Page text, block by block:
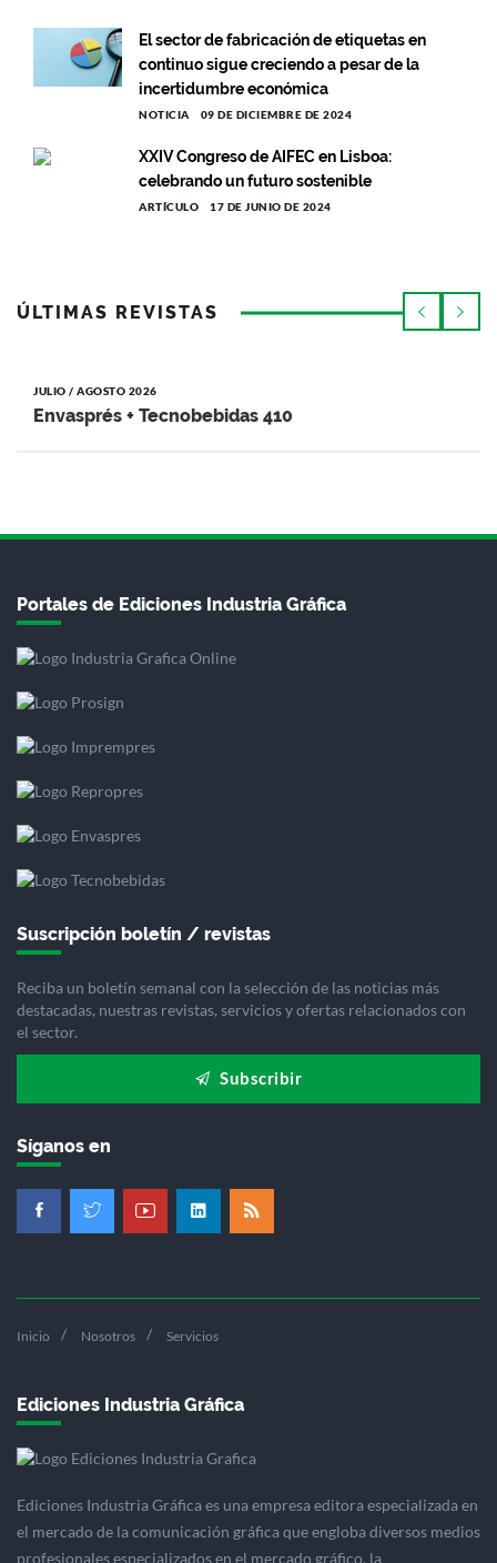
El sector de fabricación de etiquetas en
continuo sigue creciendo a pesar de la
incertidumbre económica
NOTICIA 09 DE DICIEMBRE DE 2024
XXIV Congreso de AIFEC en Lisboa:
celebrando un futuro sostenible
ARTÍCULO 17 DE JUNIO DE 2024
ÚLTIMAS REVISTAS
JULIO / AGOSTO 2026
Envasprés + Tecnobebidas 410
Portales de Ediciones Industria Gráfica
Suscripción boletín / revistas
Reciba un boletín semanal con la selección de las noticias más
destacadas, nuestras revistas, servicios y ofertas relacionados con
el sector.
Subscribir
Síganos en
Inicio Nosotros Servicios
Ediciones Industria Gráfica
Ediciones Industria Gráfica es una empresa editora especializada en
el mercado de la comunicación gráfica que engloba diversos medios
profesionales especializados en el mercado gráfico, la